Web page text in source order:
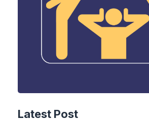
Latest Post